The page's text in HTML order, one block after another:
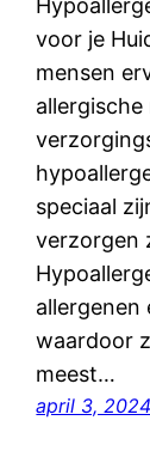
voor je
mensen
speciaal
verzorgen
allergenen
waardoor
meest…
april 3, 2024